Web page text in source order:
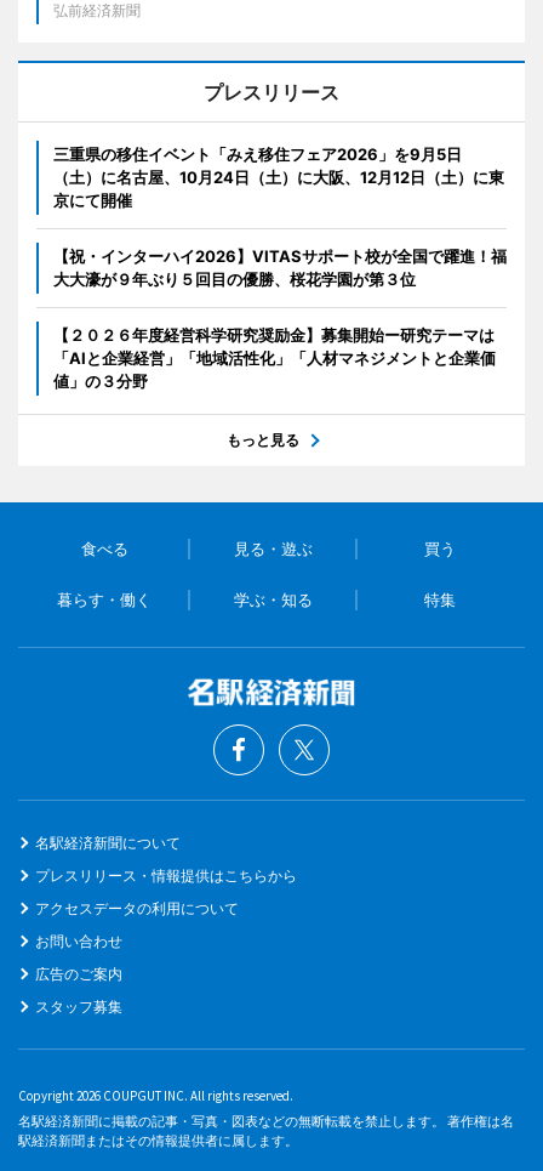
弘前経済新聞
プレスリリース
三重県の移住イベント「みえ移住フェア2026」を9月5日
（土）に名古屋、10月24日（土）に大阪、12月12日（土）に東
京にて開催
【祝・インターハイ2026】VITASサポート校が全国で躍進！福
大大濠が９年ぶり５回目の優勝、桜花学園が第３位
【２０２６年度経営科学研究奨励金】募集開始ー研究テーマは
「AIと企業経営」「地域活性化」「人材マネジメントと企業価
値」の３分野
もっと見る
食べる 見る・遊ぶ 買う
暮らす・働く 学ぶ・知る 特集
名駅経済新聞について
プレスリリース・情報提供はこちらから
アクセスデータの利用について
お問い合わせ
広告のご案内
スタッフ募集
Copyright 2026 COUPGUT INC. All rights reserved.
名駅経済新聞に掲載の記事・写真・図表などの無断転載を禁止します。 著作権は名
駅経済新聞またはその情報提供者に属します。